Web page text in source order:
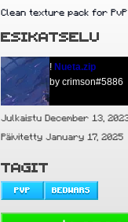
Clean texture pack for PvP
ESIKATSELU
! Nueta.zip
by crimson#5886
Julkaistu December 13,
Päivitetty January 17, 2025
TAGIT
PVP BEDWARS